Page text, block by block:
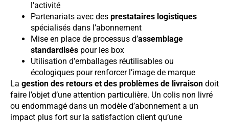
l’activité
Partenariats avec des prestataires logistiques
spécialisés dans l’abonnement
Mise en place de processus d’assemblage
standardisés pour les box
Utilisation d’emballages réutilisables ou
écologiques pour renforcer l’image de marque
La gestion des retours et des problèmes de livraison doit
faire l’objet d’une attention particulière. Un colis non livré
ou endommagé dans un modèle d’abonnement a un
impact plus fort sur la satisfaction client qu’une